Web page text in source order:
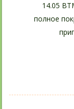
14.05
полное